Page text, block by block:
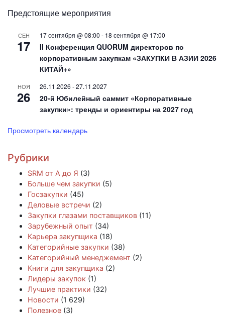
Предстоящие мероприятия
СЕН
17
17 сентября @ 08:00 - 18 сентября @ 17:00
II Конференция QUORUM директоров по
корпоративным закупкам «ЗАКУПКИ В АЗИИ 2026
КИТАЙ+»
НОЯ
26
26.11.2026 -27.11.2027
20-й Юбилейный саммит «Корпоративные
закупки»: тренды и ориентиры на 2027 год
Просмотреть календарь
Рубрики
SRM от А до Я (3)
Больше чем закупки (5)
Госзакупки (45)
Деловые встречи (2)
Закупки глазами поставщиков (11)
Зарубежный опыт (34)
Карьера закупщика (18)
Категорийные закупки (38)
Категорийный менеджемент (2)
Книги для закупщика (2)
Лидеры закупок (1)
Лучшие практики (32)
Новости (1 629)
Полезное (3)